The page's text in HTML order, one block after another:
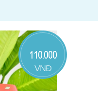
110.000
VNĐ